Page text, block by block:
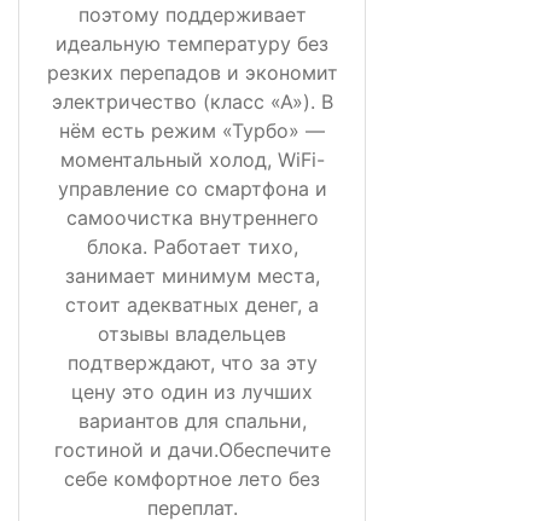
поэтому поддерживает
идеальную температуру без
резких перепадов и экономит
электричество (класс «А»). В
нём есть режим «Турбо» —
моментальный холод, WiFi-
управление со смартфона и
самоочистка внутреннего
блока. Работает тихо,
занимает минимум места,
стоит адекватных денег, а
отзывы владельцев
подтверждают, что за эту
цену это один из лучших
вариантов для спальни,
гостиной и дачи.Обеспечите
себе комфортное лето без
переплат.